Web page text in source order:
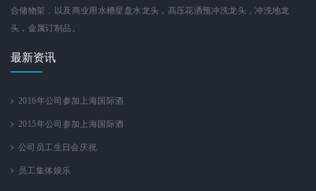
合储物架，以及商业用水槽星盘水龙头，高压花洒预冲洗龙头，冲洗地龙
头，金属订制品。
最新资讯
2016年公司参加上海国际酒
2015年公司参加上海国际酒
公司员工生日会庆祝
员工集体娱乐